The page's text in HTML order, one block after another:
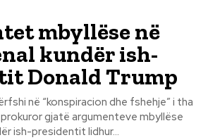
mbyllëse në
kundër ish-
Donald Trump
në “konspiracion dhe fshehje” i tha
gjatë argumenteve mbyllëse
ish-presidentit lidhur...